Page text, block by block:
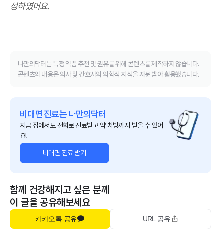
성하였어요.
나만의닥터는 특정 약품 추천 및 권유를 위해 콘텐츠를 제작하지 않습니다.
콘텐츠의 내용은 의사 및 간호사의 의학적 지식을 자문 받아 활용했습니다.
비대면 진료는 나만의닥터
지금 집에서도 전화로 진료받고 약 처방까지 받을 수 있어
요!
비대면 진료 받기
함께 건강해지고 싶은 분께
이 글을 공유해보세요
카카오톡 공유 URL 공유